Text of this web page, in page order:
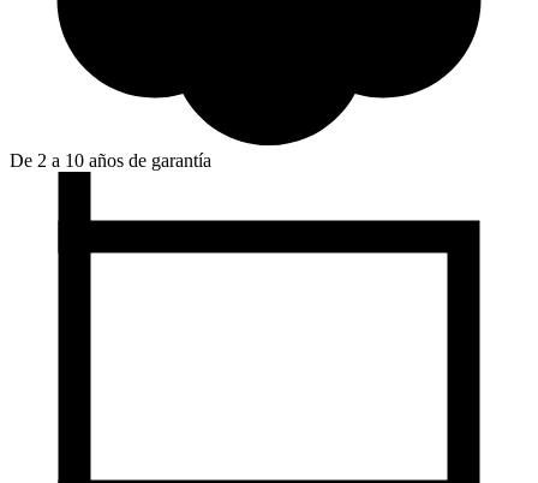
De 2 a 10 años de garantía